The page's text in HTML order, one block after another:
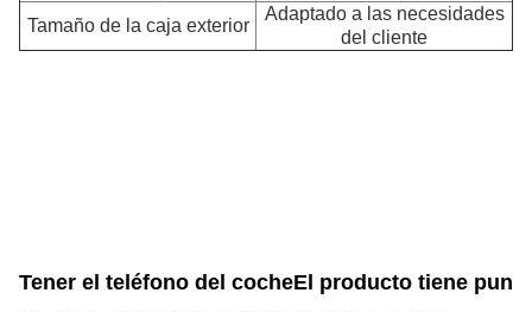
Tamaño de la caja exterior
Adaptado a las necesidades
del cliente
Tener el teléfono del cocheEl producto tiene